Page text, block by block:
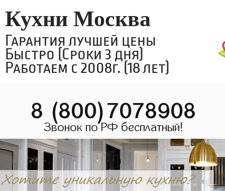
Кухни Москва
Гарантия лучшей цены
Быстро (Сроки 3 дня)
Работаем с 2008г. (18 лет)
8 (800)7078908
Звонок по РФ бесплатный!